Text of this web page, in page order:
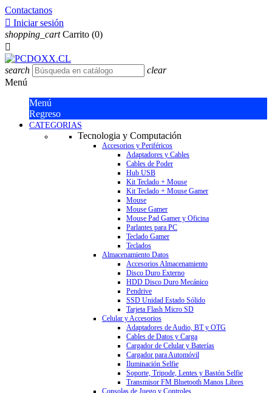
Contactanos
 Iniciar sesión
shopping_cart Carrito (0)

search
clear
Menú
Menú
Regreso
CATEGORIAS
Tecnologia y Computación
Accesorios y Periféricos
Adaptadores y Cables
Cables de Poder
Hub USB
Kit Teclado + Mouse
Kit Teclado + Mouse Gamer
Mouse
Mouse Gamer
Mouse Pad Gamer y Oficina
Parlantes para PC
Teclado Gamer
Teclados
Almacenamiento Datos
Accesorios Almacenamiento
Disco Duro Externo
HDD Disco Duro Mecánico
Pendrive
SSD Unidad Estado Sólido
Tarjeta Flash Micro SD
Celular y Accesorios
Adaptadores de Audio, BT y OTG
Cables de Datos y Carga
Cargador de Celular y Baterías
Cargador para Automóvil
Iluminación Selfie
Soporte, Tripode, Lentes y Bastón Selfie
Transmisor FM Bluetooth Manos Libres
Consolas de Juego y Controles